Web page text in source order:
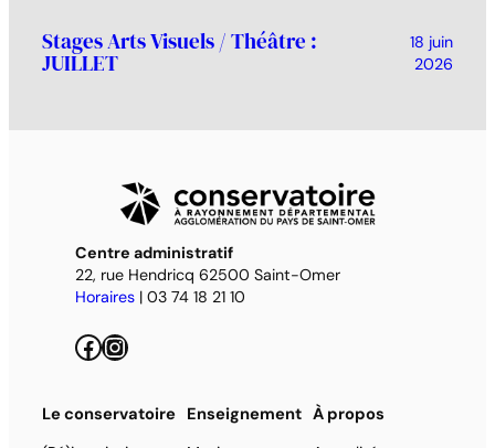
Stages Arts Visuels / Théâtre :
JUILLET
18 juin
2026
Centre administratif
22, rue Hendricq 62500 Saint-Omer
Horaires | 03 74 18 21 10
Facebook Instagram
Le conservatoire Enseignement À propos